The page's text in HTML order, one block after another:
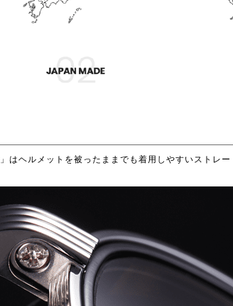
ヘルメットを被ったままでも着用しやすいストレ